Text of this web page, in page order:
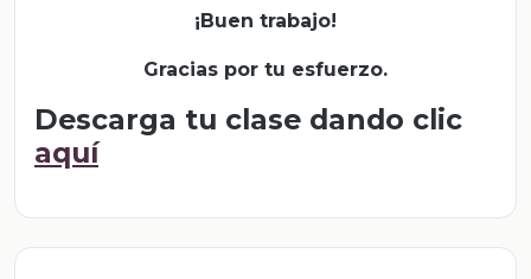
¡Buen trabajo!
Gracias por tu esfuerzo.
Descarga tu clase dando clic
aquí